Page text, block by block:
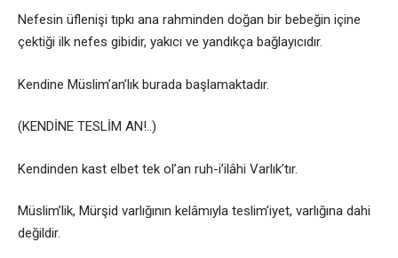
Nefesin üflenişi tıpkı ana rahminden doğan bir bebeğin içine
çektiği ilk nefes gibidir, yakıcı ve yandıkça bağlayıcıdır.
Kendine Müslim’an’lık burada başlamaktadır.
(KENDİNE TESLİM AN!..)
Kendinden kast elbet tek ol’an ruh-i’ilâhi Varlık’tır.
Müslim’lik, Mürşid varlığının kelâmıyla teslim’iyet, varlığına dahi
değildir.